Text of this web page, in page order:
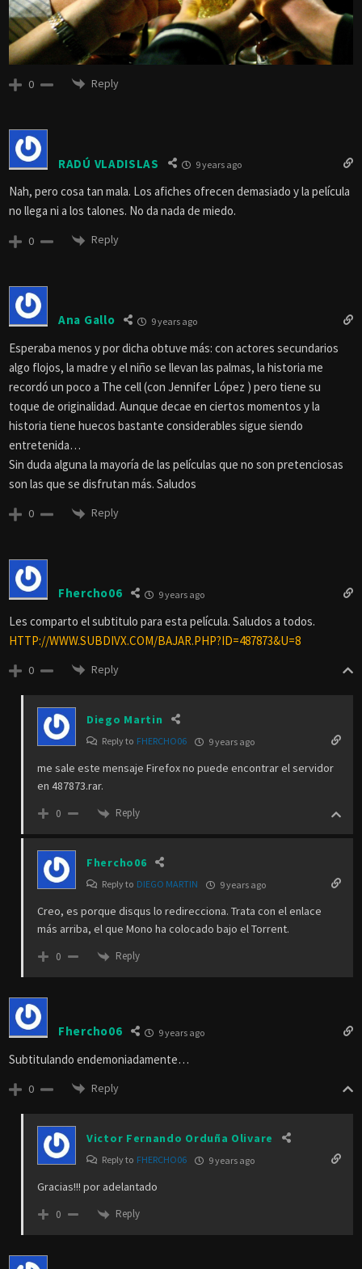
0 Reply
RADÚ VLADISLAS 9 years ago
Nah, pero cosa tan mala. Los afiches ofrecen demasiado y la película
no llega ni a los talones. No da nada de miedo.
0 Reply
Ana Gallo 9 years ago
Esperaba menos y por dicha obtuve más: con actores secundarios
algo flojos, la madre y el niño se llevan las palmas, la historia me
recordó un poco a The cell (con Jennifer López ) pero tiene su
toque de originalidad. Aunque decae en ciertos momentos y la
historia tiene huecos bastante considerables sigue siendo
entretenida…
Sin duda alguna la mayoría de las películas que no son pretenciosas
son las que se disfrutan más. Saludos
0 Reply
Fhercho06 9 years ago
Les comparto el subtitulo para esta película. Saludos a todos.
HTTP://WWW.SUBDIVX.COM/BAJAR.PHP?ID=487873&U=8
0 Reply
Diego Martin
Reply to FHERCHO06 9 years ago
me sale este mensaje Firefox no puede encontrar el servidor
en 487873.rar.
0 Reply
Fhercho06
Reply to DIEGO MARTIN 9 years ago
Creo, es porque disqus lo redirecciona. Trata con el enlace
más arriba, el que Mono ha colocado bajo el Torrent.
0 Reply
Fhercho06 9 years ago
Subtitulando endemoniadamente…
0 Reply
Victor Fernando Orduña Olivare
Reply to FHERCHO06 9 years ago
Gracias!!! por adelantado
0 Reply